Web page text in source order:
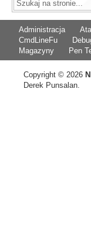
Administracja
CmdLineFu
Magazyny
Pen
Copyright © 2026
Derek Punsalan.